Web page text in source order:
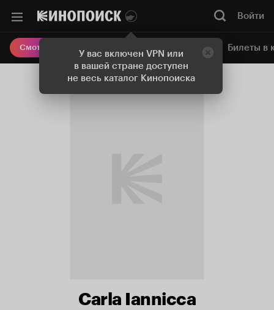
У вас включен VPN или
в вашей стране доступен
не весь каталог Кинопоиска
Войти
Смотреть кино Онлайн-кинотеатр Билеты в
Carla Iannicca